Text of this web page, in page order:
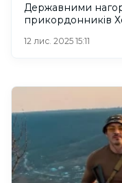
Державними
прикордонників
12 лис. 2025 15:11